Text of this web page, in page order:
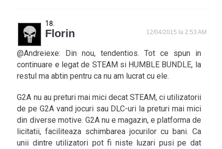
Florin 12/04/2015 la 2:53 AM
@Andreiexe: Din nou, tendentios. Tot ce spun in
continuare e legat de STEAM si HUMBLE BUNDLE, la
restul ma abtin pentru ca nu am lucrat cu ele.
G2A nu au preturi mai mici decat STEAM, ci utilizatorii
de pe G2A vand jocuri sau DLC-uri la preturi mai mici
din diverse motive. G2A nu e magazin, e platforma de
licitatii, faciliteaza schimbarea jocurilor cu bani. Ca
unii dintre utilizatori pot fi niste luzari pusi pe dat